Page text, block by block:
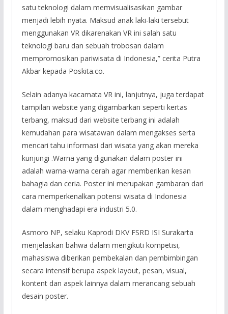
satu teknologi dalam memvisualisasikan gambar
menjadi lebih nyata. Maksud anak laki-laki tersebut
menggunakan VR dikarenakan VR ini salah satu
teknologi baru dan sebuah trobosan dalam
mempromosikan pariwisata di Indonesia,” cerita Putra
Akbar kepada Poskita.co.
Selain adanya kacamata VR ini, lanjutnya, juga terdapat
tampilan website yang digambarkan seperti kertas
terbang, maksud dari website terbang ini adalah
kemudahan para wisatawan dalam mengakses serta
mencari tahu informasi dari wisata yang akan mereka
kunjungi .Warna yang digunakan dalam poster ini
adalah warna-warna cerah agar memberikan kesan
bahagia dan ceria. Poster ini merupakan gambaran dari
cara memperkenalkan potensi wisata di Indonesia
dalam menghadapi era industri 5.0.
Asmoro NP, selaku Kaprodi DKV FSRD ISI Surakarta
menjelaskan bahwa dalam mengikuti kompetisi,
mahasiswa diberikan pembekalan dan pembimbingan
secara intensif berupa aspek layout, pesan, visual,
kontent dan aspek lainnya dalam merancang sebuah
desain poster.